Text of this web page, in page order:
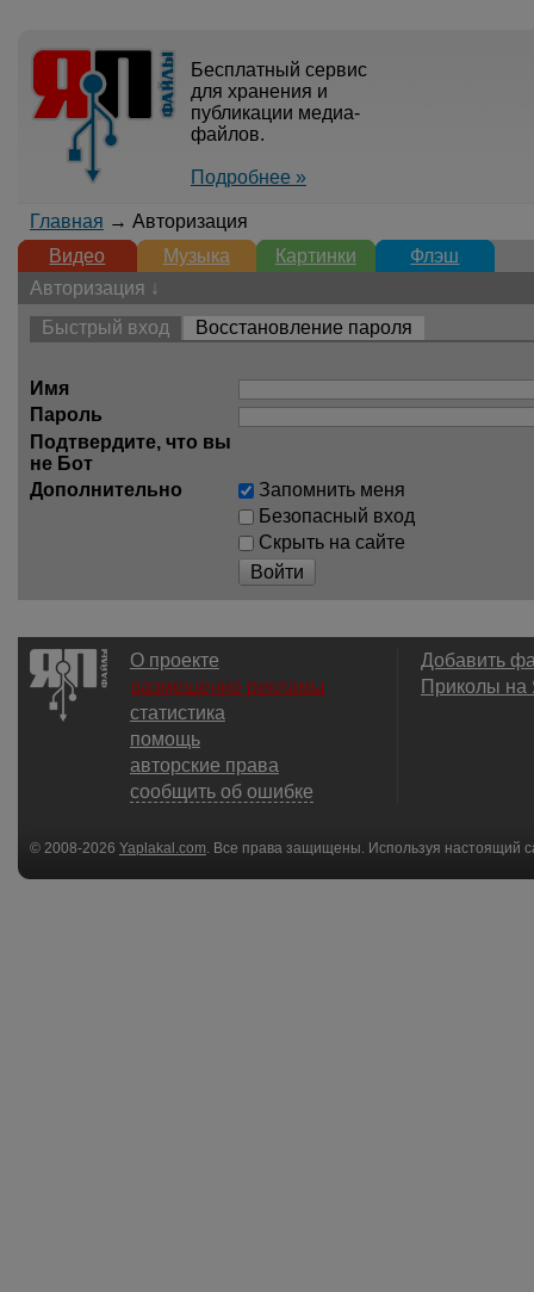
Бесплатный сервис
для хранения и
публикации медиа-
файлов.
Подробнее »
Главная → Авторизация
Видео
Музыка Картинки
Флэш
Авторизация ↓
Быстрый вход
Восстановление пароля
Имя
Пароль
Подтвердите, что вы
не Бот
Дополнительно
Запомнить меня
Безопасный вход
Скрыть на сайте
Войти
О проекте
размещение рекламы
статистика
помощь
авторские права
сообщить об ошибке
Добавить
Приколы
© 2008-2026 Yaplakal.com . Все права защищены. Используя настоящий
соглашения.